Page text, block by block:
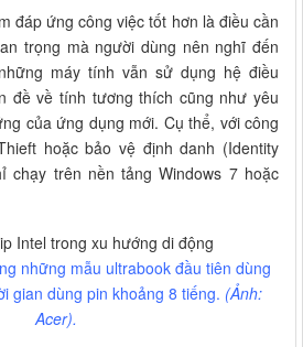
đáp ứng công việc tốt hơn là điều cần
trọng mà người dùng nên nghĩ đến
máy tính vẫn sử dụng hệ điều
đề về tính tương thích cũng như yêu
của ứng dụng mới. Cụ thể, với công
hoặc bảo vệ định danh (Identity
chạy trên nền tảng Windows 7 hoặc
những mẫu ultrabook đầu tiên dùng
gian dùng pin khoảng 8 tiếng. (Ảnh:
Acer).